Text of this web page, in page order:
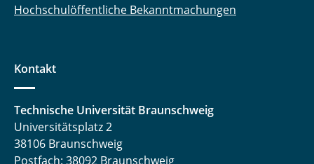
Hochschulöffentliche Bekanntmachungen
Kontakt
Technische Universität Braunschweig
Universitätsplatz 2
38106 Braunschweig
Postfach: 38092 Braunschweig